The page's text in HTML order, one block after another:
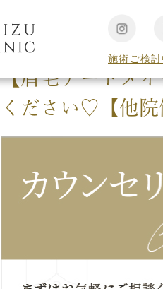
施術ご検
【眉毛アートメ
ください♡【他院